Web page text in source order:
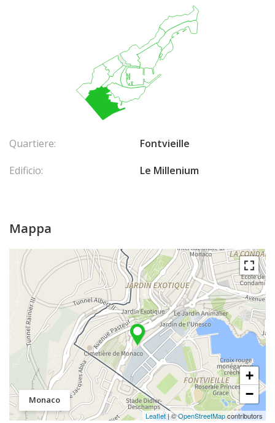
Quartiere:
Fontvieille
Edificio:
Le Millenium
Mappa
Monaco
+
−
Leaflet| ©OpenStreetMapcontributors